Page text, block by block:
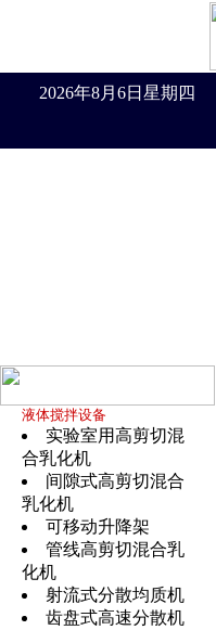
2026年8月6日星期四
液体搅拌设备
实验室用高剪切混
合乳化机
间隙式高剪切混合
乳化机
可移动升降架
管线高剪切混合乳
化机
射流式分散均质机
齿盘式高速分散机